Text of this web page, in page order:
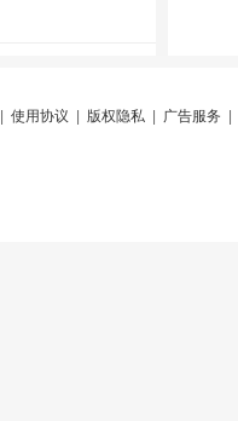
使用协议 版权隐私| 广告服务